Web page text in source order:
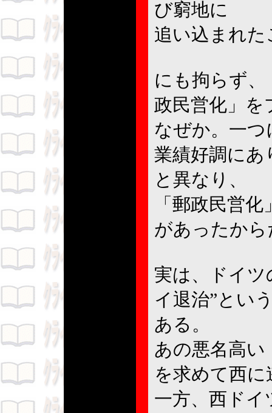
び窮地に
追い込まれ
にも拘らず
政民営化」を
なぜか。一
業績好調にあ
と異なり、
「郵政民営
があったから
実は、ドイツ
イ退治”とい
ある。
あの悪名高い
を求めて西
一方、西ドイ